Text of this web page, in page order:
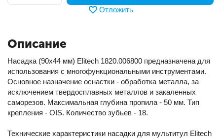
Отложить
Описание
Насадка (90х44 мм) Elitech 1820.006800 предназначена для
использования с многофункциональными инструментами.
Основное назначение оснастки - обработка металла, за
исключением твердосплавных металлов и закаленных
саморезов. Максимальная глубина пропила - 50 мм. Тип
крепления - OIS. Количество зубьев - 18.
Технические характеристики насадки для мультитул Elitech